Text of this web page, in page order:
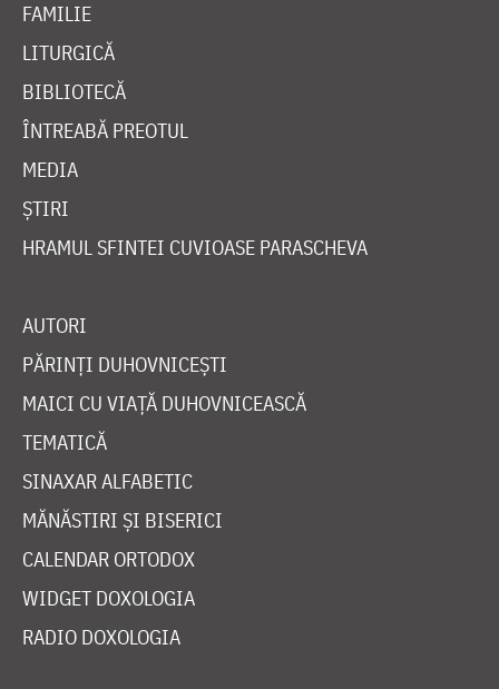
FAMILIE
LITURGICĂ
BIBLIOTECĂ
ÎNTREABĂ PREOTUL
MEDIA
ȘTIRI
HRAMUL SFINTEI CUVIOASE PARASCHEVA
AUTORI
PĂRINȚI DUHOVNICEȘTI
MAICI CU VIAȚĂ DUHOVNICEASCĂ
TEMATICĂ
SINAXAR ALFABETIC
MĂNĂSTIRI ȘI BISERICI
CALENDAR ORTODOX
WIDGET DOXOLOGIA
RADIO DOXOLOGIA